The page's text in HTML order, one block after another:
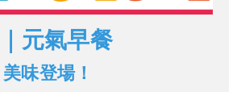
元氣早餐
味登場！